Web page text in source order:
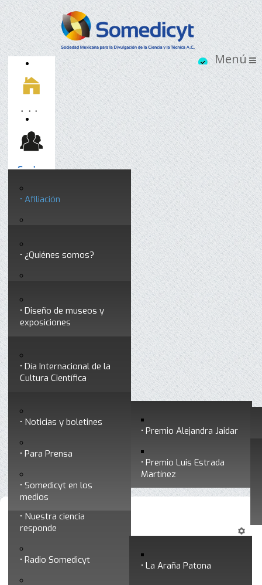
Inicio
Socios
Afiliación
Testimonios
Socios vigentes
Somedicyt
¿Quiénes somos?
Consejo Directivo
profesionales
Premios a divulgadores Premio Alejandra Jaidar
Premio Luis Estrada
Martínez
Servicios
Diseño de museos y
exposiciones
formar divulgadores
Día Internacional de la
Cultura Científica
Ciencia y Tecnología
Nuestra ciencia
responde
Radio Somedicyt La Araña Patona
Noticias y boletines
Para Prensa
Somedicyt en los
medios
Contacto
Afiliación
Afiliación